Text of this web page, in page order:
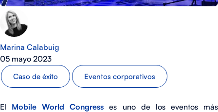
Marina Calabuig
05 mayo 2023
Caso de éxito Eventos corporativos
El Mobile World Congress es uno de los eventos más